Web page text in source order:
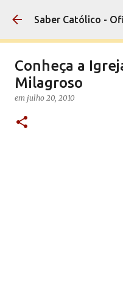
Pular
Saber Católico -
Conheça a
Milagroso
em julho 20, 2010